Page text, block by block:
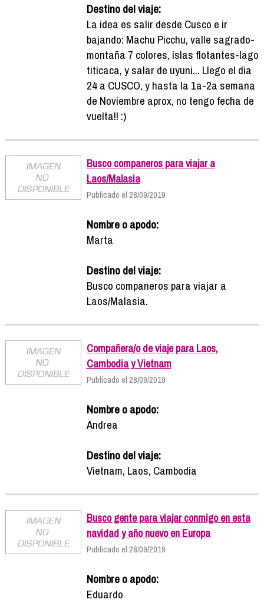
Destino del viaje:
La idea es salir desde Cusco e ir
bajando: Machu Picchu, valle sagrado-
montaña 7 colores, islas flotantes-lago
titicaca, y salar de uyuni... Llego el dia
24 a CUSCO, y hasta la 1a-2a semana
de Noviembre aprox, no tengo fecha de
vuelta!! :)
Busco companeros para viajar a
Laos/Malasia
Publicado el 28/09/2019
Nombre o apodo:
Marta
Destino del viaje:
Busco companeros para viajar a
Laos/Malasia.
Compañera/o de viaje para Laos,
Cambodia y Vietnam
Publicado el 28/09/2019
Nombre o apodo:
Andrea
Destino del viaje:
Vietnam, Laos, Cambodia
Busco gente para viajar conmigo en esta
navidad y año nuevo en Europa
Publicado el 28/09/2019
Nombre o apodo:
Eduardo